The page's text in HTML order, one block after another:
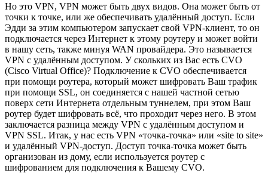
Но это VPN, VPN может быть двух видов. Она может быть от
точки к точке, или же обеспечивать удалённый доступ. Если
Эдди за этим компьютером запускает свой VPN-клиент, то он
подключается через Интернет к этому роутеру и может войти
в нашу сеть, также минуя WAN провайдера. Это называется
VPN с удалённым доступом. У скольких из Вас есть CVO
(Cisco Virtual Office)? Подключение к CVO обеспечивается
при помощи роутера, который может шифровать Ваш трафик
при помощи SSL, он соединяется с нашей частной сетью
поверх сети Интернета отдельным туннелем, при этом Ваш
роутер будет шифровать всё, что проходит через него. В этом
заключается разница между VPN с удалённым доступом и
VPN SSL. Итак, у нас есть VPN «точка-точка» или «site to site»
и удалённый VPN-доступ. Доступ точка-точка может быть
организован из дому, если используется роутер с
шифрованием для подключения к Вашему CVO.